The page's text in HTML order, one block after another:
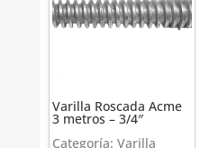
Varilla Roscada Acme
3 metros – 3/4″
Categoría: Varilla